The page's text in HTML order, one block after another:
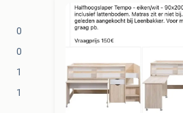
0
0
1
1